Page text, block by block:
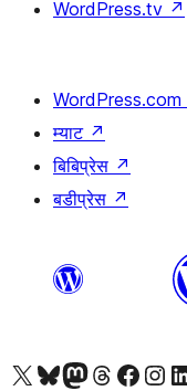
WordPress.tv ↗
WordPress.com
म्याट ↗
बिबिप्रेस ↗
बडीप्रेस ↗
हाम्रो X (पहिले ट्विटर) खातामा जानुहोस्
हाम्रो Bluesky खाता भ्रमण गर्नुहोस्
हाम्रो म्यास्टोडन खाता भ्रमण गर्नुहोस्
हाम्रो थ्रेड्स खातामा जानुहोस्
हाम्रो फेसबुक पेजमा
हाम्रो